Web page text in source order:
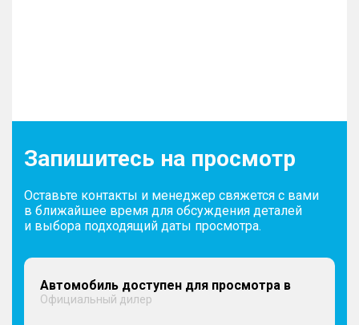
Запишитесь на просмотр
Оставьте контакты и менеджер свяжется с вами
в ближайшее время для обсуждения деталей
и выбора подходящий даты просмотра.
Автомобиль доступен для просмотра в
Официальный дилер